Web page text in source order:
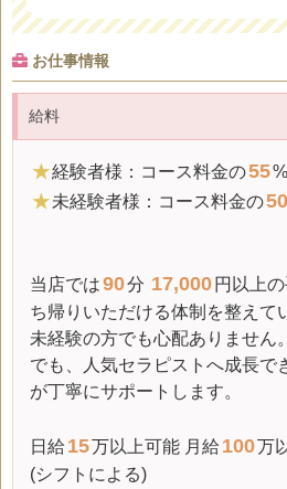
お仕事情報
給料
★経験者様：コース料金の55
★未経験者様：コース料金の50
当店では90分 17,000 円以上
ち帰りいただける体制を整えて
未経験の方でも心配ありません
でも、人気セラピストへ成長で
が丁寧にサポートします。
日給15万以上可能 月給100万
(シフトによる)